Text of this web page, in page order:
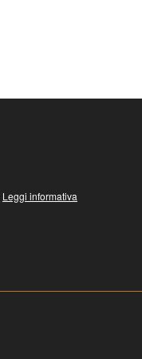
Leggi informativa